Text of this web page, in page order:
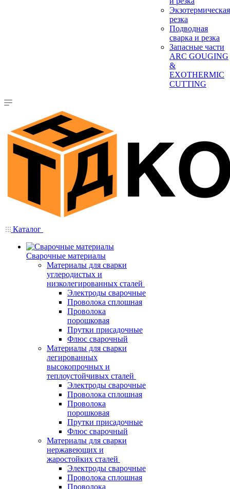
Экзотермическая
резка
Подводная
сварка и резка
Запасные части
ARC GOUGING
&
EXOTHERMIC
CUTTING
Каталог
Сварочные материалы
Материалы для сварки
углеродистых и
низколегированных сталей
Электроды сварочные
Проволока сплошная
Проволока
порошковая
Прутки присадочные
Флюс сварочный
Материалы для сварки
легированных
высокопрочных и
теплоустойчивых сталей
Электроды сварочные
Проволока сплошная
Проволока
порошковая
Прутки присадочные
Флюс сварочный
Материалы для сварки
нержавеющих и
жаростойких сталей
Электроды сварочные
Проволока сплошная
Проволока